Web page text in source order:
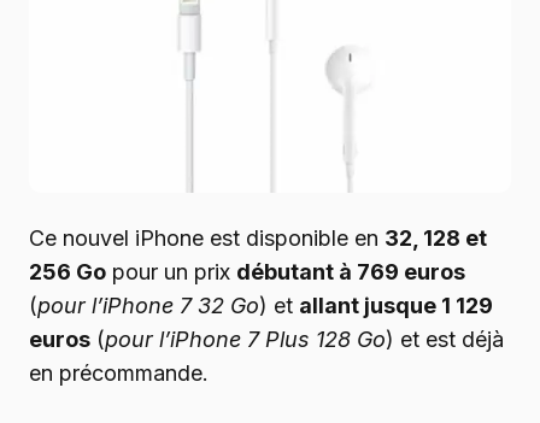
Ce nouvel iPhone est disponible en 32, 128 et
256 Go pour un prix débutant à 769 euros
(pour l’iPhone 7 32 Go) et allant jusque 1 129
euros (pour l’iPhone 7 Plus 128 Go) et est déjà
en précommande.